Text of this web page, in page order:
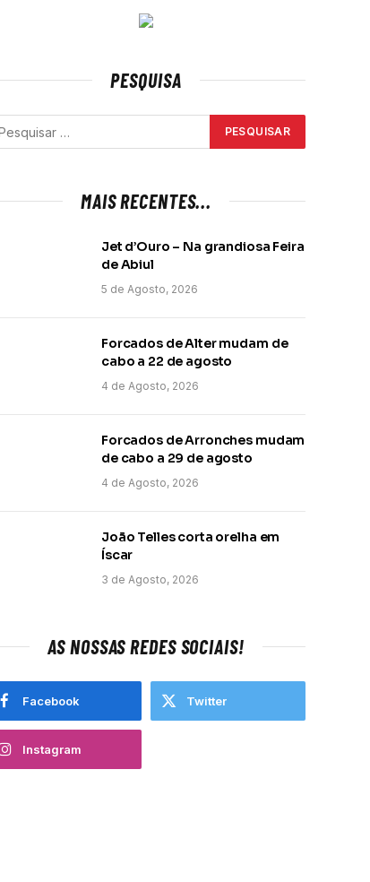
PESQUISA
MAIS RECENTES...
Jet d’Ouro – Na grandiosa Feira
de Abiul
5 de Agosto, 2026
Forcados de Alter mudam de
cabo a 22 de agosto
4 de Agosto, 2026
Forcados de Arronches mudam
de cabo a 29 de agosto
4 de Agosto, 2026
João Telles corta orelha em
Íscar
3 de Agosto, 2026
AS NOSSAS REDES SOCIAIS!
Facebook Twitter
Instagram